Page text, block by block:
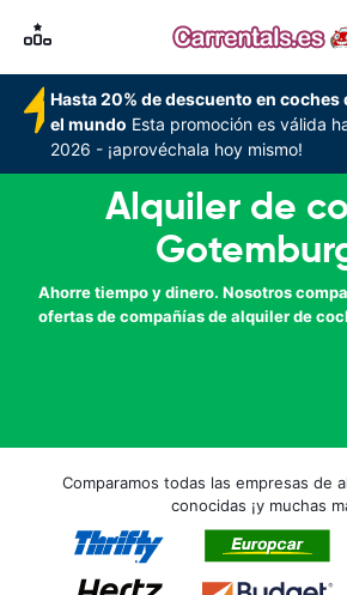
Hasta 20% de descuento en
el mundo Esta promoción es válida
2026 - ¡aprovéchala hoy mismo!
Alquiler de
Ahorre tiempo y dinero. Nosotros
ofertas de compañías de alquiler de
Comparamos todas las empresas de
conocidas ¡y muchas